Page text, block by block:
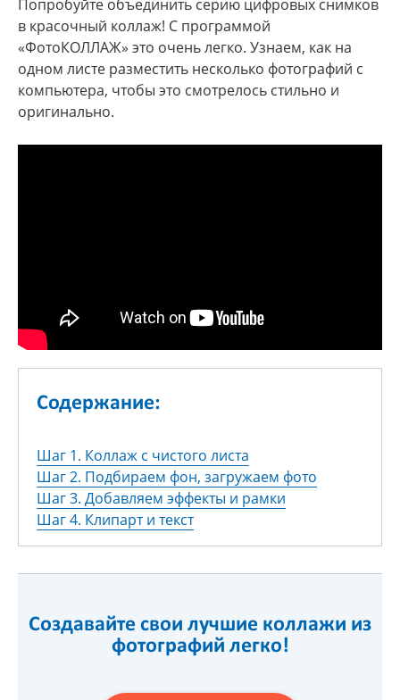
Попробуйте объединить серию цифровых снимков
в красочный коллаж! С программой
«ФотоКОЛЛАЖ» это очень легко. Узнаем, как на
одном листе разместить несколько фотографий с
компьютера, чтобы это смотрелось стильно и
оригинально.
Содержание:
Шаг 1. Коллаж с чистого листа
Шаг 2. Подбираем фон, загружаем фото
Шаг 3. Добавляем эффекты и рамки
Шаг 4. Клипарт и текст
Создавайте свои лучшие коллажи из
фотографий легко!